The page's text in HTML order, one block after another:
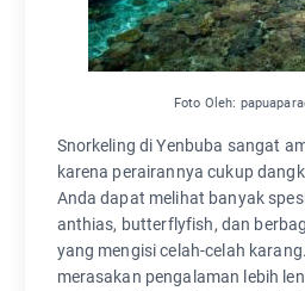
Foto Oleh:
Snorkeling di Yenbuba sangat
karena perairannya cukup
Anda dapat melihat banyak
anthias, butterflyfish, dan
yang mengisi celah-celah
merasakan pengalaman lebih